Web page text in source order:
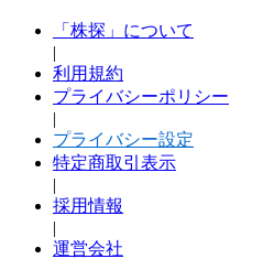
「株探」について
|
利用規約
プライバシーポリシー
|
プライバシー設定
特定商取引表示
|
採用情報
|
運営会社